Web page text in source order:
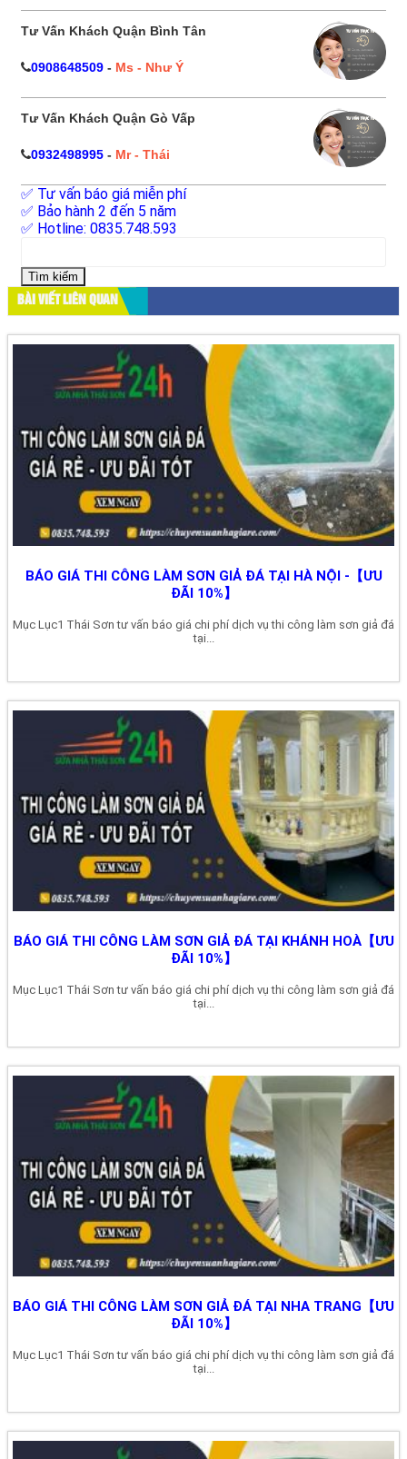
Tư Vấn Khách Quận Bình Tân
0908648509 - Ms - Như Ý
Tư Vấn Khách Quận Gò Vấp
0932498995 - Mr - Thái
✅ Tư vấn báo giá miễn phí
✅ Bảo hành 2 đến 5 năm
✅ Hotline: 0835.748.593
cho:
BÀI VIẾT LIÊN QUAN
BÁO GIÁ THI CÔNG LÀM SƠN GIẢ ĐÁ TẠI HÀ NỘI -【ƯU
ĐÃI 10%】
Mục Lục1 Thái Sơn tư vấn báo giá chi phí dịch vụ thi công làm sơn giả đá
tại...
BÁO GIÁ THI CÔNG LÀM SƠN GIẢ ĐÁ TẠI KHÁNH HOÀ【ƯU
ĐÃI 10%】
Mục Lục1 Thái Sơn tư vấn báo giá chi phí dịch vụ thi công làm sơn giả đá
tại...
BÁO GIÁ THI CÔNG LÀM SƠN GIẢ ĐÁ TẠI NHA TRANG【ƯU
ĐÃI 10%】
Mục Lục1 Thái Sơn tư vấn báo giá chi phí dịch vụ thi công làm sơn giả đá
tại...